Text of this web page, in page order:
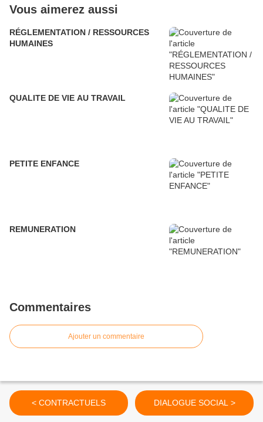
Vous aimerez aussi
RÉGLEMENTATION / RESSOURCES
HUMAINES
QUALITE DE VIE AU TRAVAIL
PETITE ENFANCE
REMUNERATION
Commentaires
Ajouter un commentaire
< CONTRACTUELS DIALOGUE SOCIAL >